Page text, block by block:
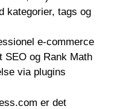
kategorier, tags og
e-commerce
SEO og Rank Math
via plugins
er det